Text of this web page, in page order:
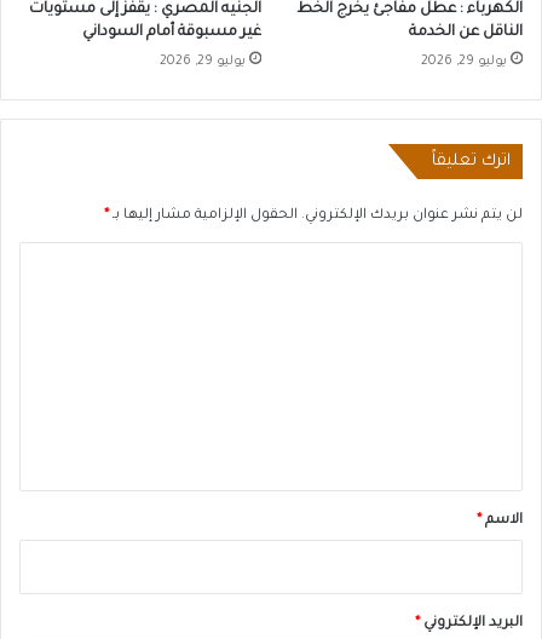
الكهرباء : عطل مفاجئ يخرج الخط
الناقل عن الخدمة
يوليو 29, 2026
الجنيه المصري : يقفز إلى مستويات
غير مسبوقة أمام السوداني
يوليو 29, 2026
اترك تعليقاً
لن يتم نشر عنوان بريدك الإلكتروني. الحقول الإلزامية مشار إليها بـ *
*الاسم *
البريد الإلكتروني *